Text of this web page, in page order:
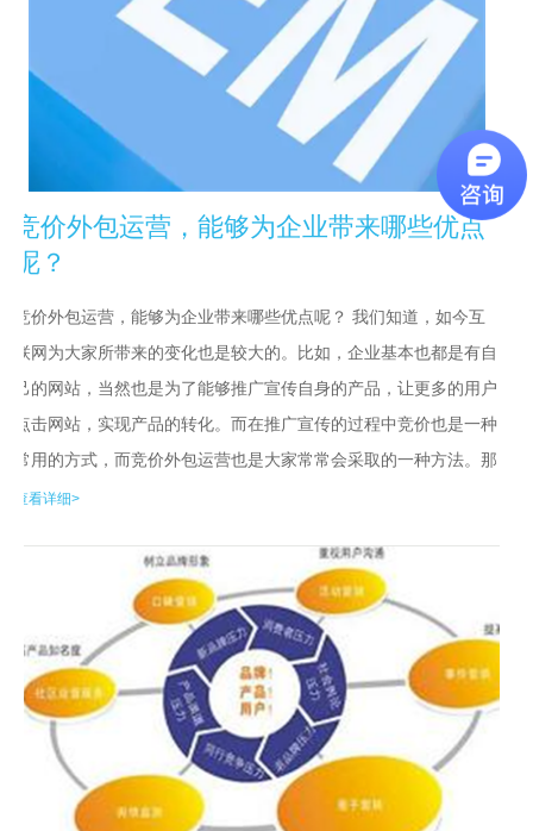
竞价外包运营，能够为企业带来哪些优点
呢？
竞价外包运营，能够为企业带来哪些优点呢？ 我们知道，如今互
联网为大家所带来的变化也是较大的。比如，企业基本也都是有自
己的网站，当然也是为了能够推广宣传自身的产品，让更多的用户
点击网站，实现产品的转化。而在推广宣传的过程中竞价也是一种
常用的方式，而竞价外包运营也是大家常常会采取的一种方法。那
么，关于竞价外包运营，能够为企业带来哪些优点呢？ 为企业带
查看详细>